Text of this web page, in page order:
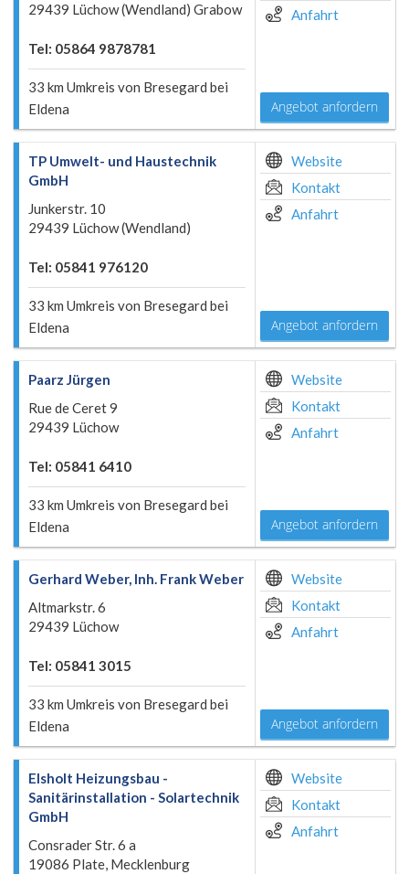
29439 Lüchow (Wendland) Grabow
Tel: 05864 9878781
33 km Umkreis von Bresegard bei
Eldena
Anfahrt
Angebot anfordern
TP Umwelt- und Haustechnik
GmbH
Junkerstr. 10
29439 Lüchow (Wendland)
Tel: 05841 976120
33 km Umkreis von Bresegard bei
Eldena
Website
Kontakt
Anfahrt
Angebot anfordern
Paarz Jürgen
Rue de Ceret 9
29439 Lüchow
Tel: 05841 6410
33 km Umkreis von Bresegard bei
Eldena
Website
Kontakt
Anfahrt
Angebot anfordern
Gerhard Weber, Inh. Frank Weber
Altmarkstr. 6
29439 Lüchow
Tel: 05841 3015
33 km Umkreis von Bresegard bei
Eldena
Website
Kontakt
Anfahrt
Angebot anfordern
Elsholt Heizungsbau -
Sanitärinstallation - Solartechnik
GmbH
Consrader Str. 6 a
19086 Plate, Mecklenburg
Website
Kontakt
Anfahrt